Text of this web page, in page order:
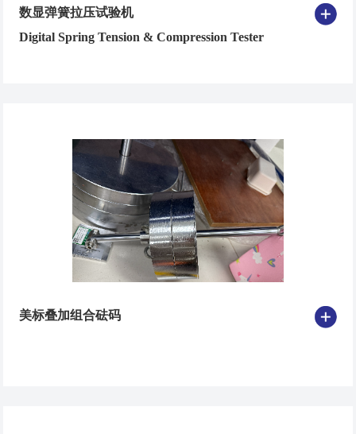
数显弹簧拉压试验机
Digital Spring Tension & Compression Tester
美标叠加组合砝码